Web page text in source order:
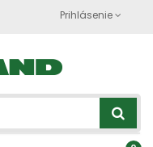
Prihlásenie